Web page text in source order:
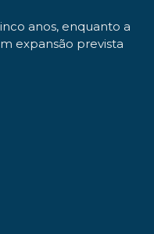
anos, enquanto a
expansão prevista